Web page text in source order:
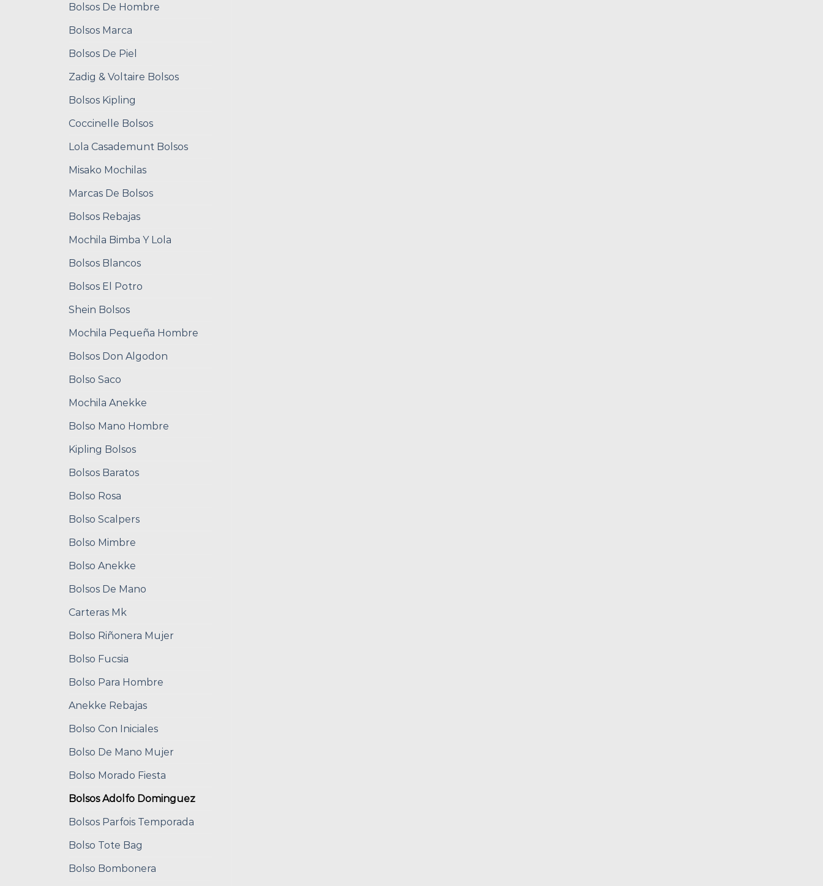
Bolsos De Hombre
Bolsos Marca
Bolsos De Piel
Zadig & Voltaire Bolsos
Bolsos Kipling
Coccinelle Bolsos
Lola Casademunt Bolsos
Misako Mochilas
Marcas De Bolsos
Bolsos Rebajas
Mochila Bimba Y Lola
Bolsos Blancos
Bolsos El Potro
Shein Bolsos
Mochila Pequeña Hombre
Bolsos Don Algodon
Bolso Saco
Mochila Anekke
Bolso Mano Hombre
Kipling Bolsos
Bolsos Baratos
Bolso Rosa
Bolso Scalpers
Bolso Mimbre
Bolso Anekke
Bolsos De Mano
Carteras Mk
Bolso Riñonera Mujer
Bolso Fucsia
Bolso Para Hombre
Anekke Rebajas
Bolso Con Iniciales
Bolso De Mano Mujer
Bolso Morado Fiesta
Bolsos Adolfo Dominguez
Bolsos Parfois Temporada
Bolso Tote Bag
Bolso Bombonera